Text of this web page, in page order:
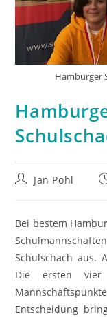
Hamburger
Beitrags-
Jan Pohl
Bei bestem
Schulschach aus.
Die ersten
Entscheidung